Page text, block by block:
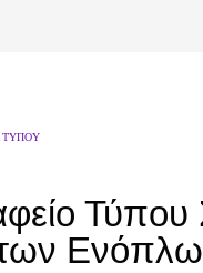
ΤΎΠΟΥ
Τύπου
των